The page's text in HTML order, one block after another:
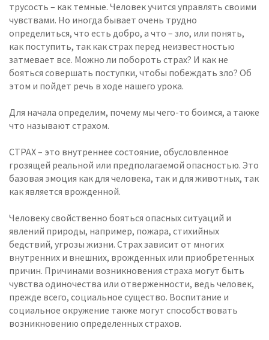
трусость – как темные. Человек учится управлять своими
чувствами. Но иногда бывает очень трудно
определиться, что есть добро, а что – зло, или понять,
как поступить, так как страх перед неизвестностью
затмевает все. Можно ли побороть страх? И как не
бояться совершать поступки, чтобы побеждать зло? Об
этом и пойдет речь в ходе нашего урока.
Для начала определим, почему мы чего-то боимся, а также
что называют страхом.
СТРАХ – это внутреннее состояние, обусловленное
грозящей реальной или предполагаемой опасностью. Это
базовая эмоция как для человека, так и для животных, так
как является врожденной.
Человеку свойственно бояться опасных ситуаций и
явлений природы, например, пожара, стихийных
бедствий, угрозы жизни. Страх зависит от многих
внутренних и внешних, врожденных или приобретенных
причин. Причинами возникновения страха могут быть
чувства одиночества или отверженности, ведь человек,
прежде всего, социальное существо. Воспитание и
социальное окружение также могут способствовать
возникновению определенных страхов.